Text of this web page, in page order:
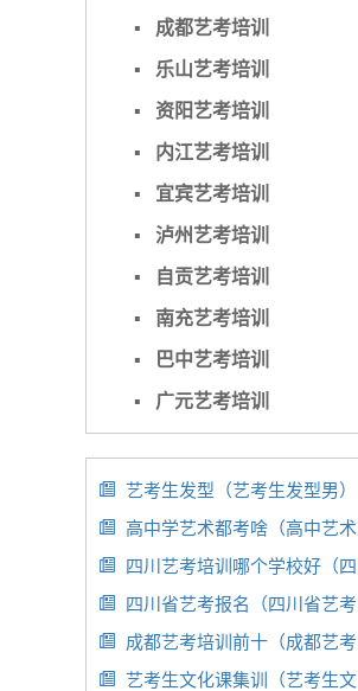
▪
成都艺考培训
▪ 乐山艺考培训
▪
资阳艺考培训
▪
内江艺考培训
▪
宜宾艺考培训
▪ 泸州艺考培训
▪
自贡艺考培训
▪
南充艺考培训
▪
巴中艺考培训
▪
广元艺考培训
 艺考生发型（艺考生发型男）
 高中学艺术都考啥（高中艺术考什么）
 四川艺考培训哪个学校好（四川艺考学校排行榜）
 四川省艺考报名（四川省艺考报名费）
 成都艺考培训前十（成都艺考培训前十名有哪些）
 艺考生文化课集训（艺考生文化课集训学校哪家好）